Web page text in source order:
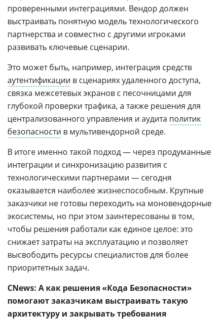
проверенными интеграциями. Вендор должен
выстраивать понятную модель технологического
партнерства и совместно с другими игроками
развивать ключевые сценарии.
Это может быть, например, интеграция средств
аутентификации в сценариях удаленного доступа,
связка межсетевых экранов с песочницами для
глубокой проверки трафика, а также решения для
централизованного управления и аудита политик
безопасности в мультивендорной среде.
В итоге именно такой подход — через продуманные
интеграции и синхронизацию развития с
технологическими партнерами — сегодня
оказывается наиболее жизнеспособным. Крупные
заказчики не готовы переходить на моновендорные
экосистемы, но при этом заинтересованы в том,
чтобы решения работали как единое целое: это
снижает затраты на эксплуатацию и позволяет
высвободить ресурсы специалистов для более
приоритетных задач.
CNews: А как решения «Кода Безопасности»
помогают заказчикам выстраивать такую
архитектуру и закрывать требования